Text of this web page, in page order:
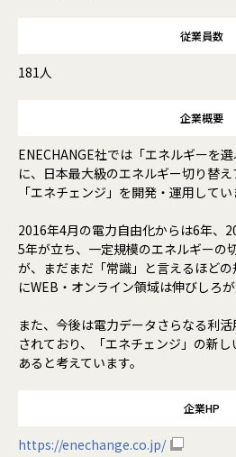
従業員数
181人
企業概要
ENECHANGE社では「エネルギーを
に、日本最大級のエネルギー切り替
「エネチェンジ」を開発・運用してい
2016年4月の電力自由化からは6年、
5年が立ち、一定規模のエネルギーの
が、まだまだ「常識」と言えるほど
にWEB・オンライン領域は伸びしろ
また、今後は電力データさらなる利
されており、「エネチェンジ」の新
あると考えています。
企業HP
https://enechange.co.jp/